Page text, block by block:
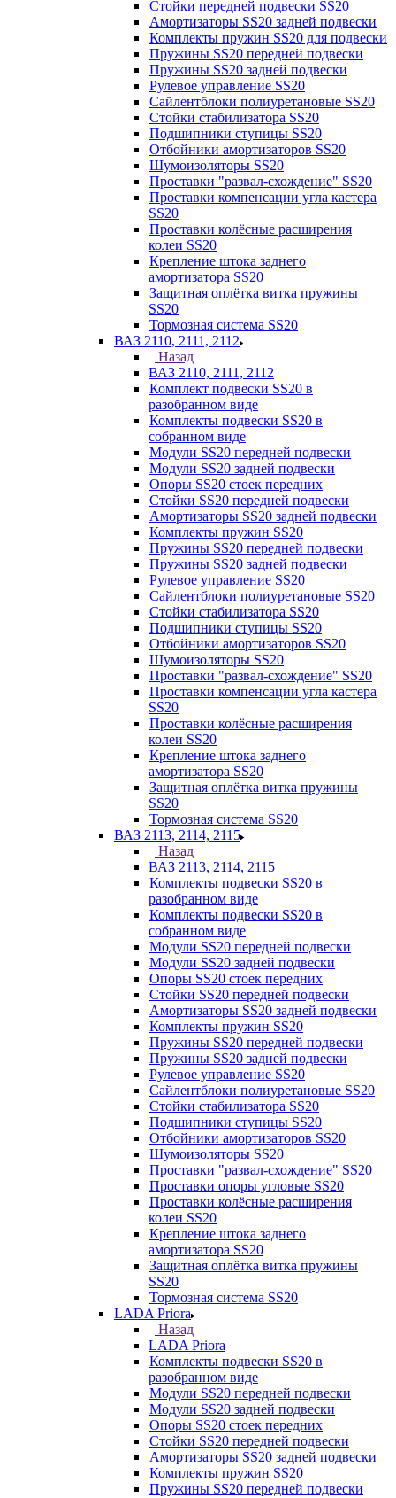
Стойки передней подвески SS20
Амортизаторы SS20 задней подвески
Комплекты пружин SS20 для подвески
Пружины SS20 передней подвески
Пружины SS20 задней подвески
Рулевое управление SS20
Сайлентблоки полиуретановые SS20
Стойки стабилизатора SS20
Подшипники ступицы SS20
Отбойники амортизаторов SS20
Шумоизоляторы SS20
Проставки "развал-схождение" SS20
Проставки компенсации угла кастера
SS20
Проставки колёсные расширения
колеи SS20
Крепление штока заднего
амортизатора SS20
Защитная оплётка витка пружины
SS20
Тормозная система SS20
ВАЗ 2110, 2111, 2112
Назад
ВАЗ 2110, 2111, 2112
Комплект подвески SS20 в
разобранном виде
Комплекты подвески SS20 в
собранном виде
Модули SS20 передней подвески
Модули SS20 задней подвески
Опоры SS20 стоек передних
Стойки SS20 передней подвески
Амортизаторы SS20 задней подвески
Комплекты пружин SS20
Пружины SS20 передней подвески
Пружины SS20 задней подвески
Рулевое управление SS20
Сайлентблоки полиуретановые SS20
Стойки стабилизатора SS20
Подшипники ступицы SS20
Отбойники амортизаторов SS20
Шумоизоляторы SS20
Проставки "развал-схождение" SS20
Проставки компенсации угла кастера
SS20
Проставки колёсные расширения
колеи SS20
Крепление штока заднего
амортизатора SS20
Защитная оплётка витка пружины
SS20
Тормозная система SS20
ВАЗ 2113, 2114, 2115
Назад
ВАЗ 2113, 2114, 2115
Комплекты подвески SS20 в
разобранном виде
Комплекты подвески SS20 в
собранном виде
Модули SS20 передней подвески
Модули SS20 задней подвески
Опоры SS20 стоек передних
Стойки SS20 передней подвески
Амортизаторы SS20 задней подвески
Комплекты пружин SS20
Пружины SS20 передней подвески
Пружины SS20 задней подвески
Рулевое управление SS20
Сайлентблоки полиуретановые SS20
Стойки стабилизатора SS20
Подшипники ступицы SS20
Отбойники амортизаторов SS20
Шумоизоляторы SS20
Проставки "развал-схождение" SS20
Проставки опоры угловые SS20
Проставки колёсные расширения
колеи SS20
Крепление штока заднего
амортизатора SS20
Защитная оплётка витка пружины
SS20
Тормозная система SS20
LADA Priora
Назад
LADA Priora
Комплекты подвески SS20 в
разобранном виде
Модули SS20 передней подвески
Модули SS20 задней подвески
Опоры SS20 стоек передних
Стойки SS20 передней подвески
Амортизаторы SS20 задней подвески
Комплекты пружин SS20
Пружины SS20 передней подвески